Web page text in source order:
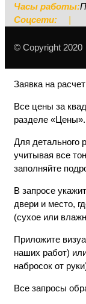
Часы работы:
Соцсети:
|
© Copyright 2020
Заявка на расчет
Все цены за
разделе «Цены».
Для детального
учитывая все
заполняйте
В запросе
двери и место,
(сухое или
Приложите
наших работ)
набросок от
Все запросы